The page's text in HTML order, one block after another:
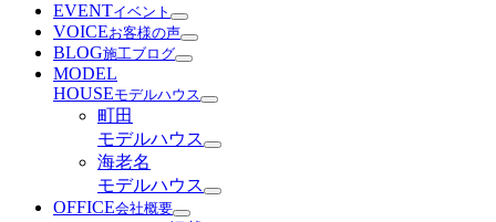
EVENTイベント
VOICEお客様の声
BLOG施工ブログ
MODEL
HOUSEモデルハウス
町田
モデルハウス
海老名
モデルハウス
OFFICE会社概要